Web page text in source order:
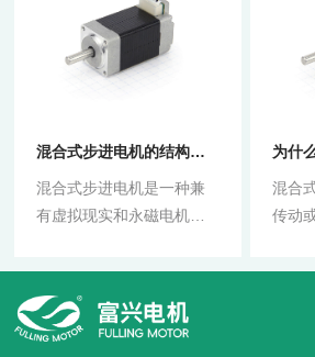
混合式步进电机的结构说明
混合式步进电机是一种兼
有虚拟现实和永磁电机优
用齿槽铁芯作为转子。本
实用新型的优点是通过机
械加工可以减小步距角，
混合
传动
这种